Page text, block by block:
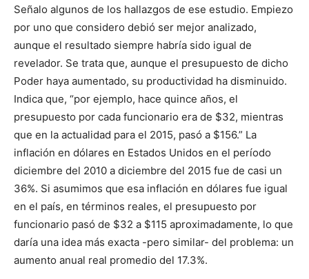
Señalo algunos de los hallazgos de ese estudio. Empiezo
por uno que considero debió ser mejor analizado,
aunque el resultado siempre habría sido igual de
revelador. Se trata que, aunque el presupuesto de dicho
Poder haya aumentado, su productividad ha disminuido.
Indica que, “por ejemplo, hace quince años, el
presupuesto por cada funcionario era de $32, mientras
que en la actualidad para el 2015, pasó a $156.” La
inflación en dólares en Estados Unidos en el período
diciembre del 2010 a diciembre del 2015 fue de casi un
36%. Si asumimos que esa inflación en dólares fue igual
en el país, en términos reales, el presupuesto por
funcionario pasó de $32 a $115 aproximadamente, lo que
daría una idea más exacta -pero similar- del problema: un
aumento anual real promedio del 17.3%.